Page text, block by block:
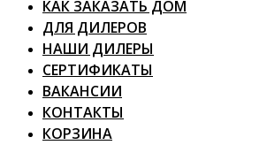
КАК ЗАКАЗАТЬ ДОМ
ДЛЯ ДИЛЕРОВ
НАШИ ДИЛЕРЫ
СЕРТИФИКАТЫ
ВАКАНСИИ
КОНТАКТЫ
КОРЗИНА